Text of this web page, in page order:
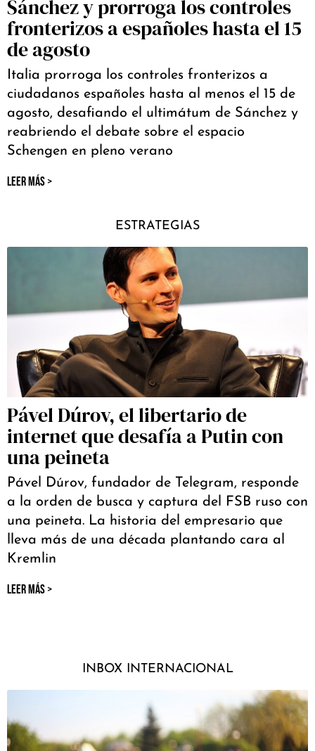
Sánchez y prorroga los controles
fronterizos a españoles hasta el 15
de agosto
Italia prorroga los controles fronterizos a
ciudadanos españoles hasta al menos el 15 de
agosto, desafiando el ultimátum de Sánchez y
reabriendo el debate sobre el espacio
Schengen en pleno verano
LEER MÁS >
ESTRATEGIAS
Pável Dúrov, el libertario de
internet que desafía a Putin con
una peineta
Pável Dúrov, fundador de Telegram, responde
a la orden de busca y captura del FSB ruso con
una peineta. La historia del empresario que
lleva más de una década plantando cara al
Kremlin
LEER MÁS >
INBOX INTERNACIONAL